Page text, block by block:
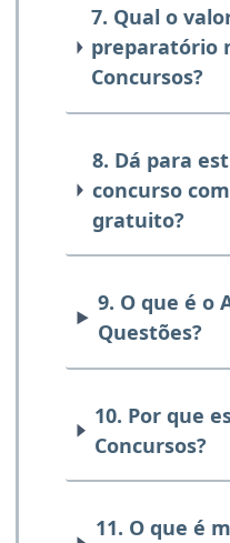
7. Qual o
preparatório
Concursos?
8. Dá para
concurso
gratuito?
9. O que é o
Questões?
10. Por que
Concursos?
11. O que é